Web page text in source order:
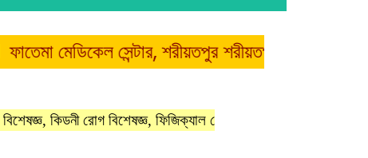
সেন্টার, শরীয়তপুর শরীয়তপুরের চিকিৎসা সেবায়
কিডনী রোগ বিশেষজ্ঞ,ফিজিক্যাল মেডিসিন বিশেষজ্ঞ,